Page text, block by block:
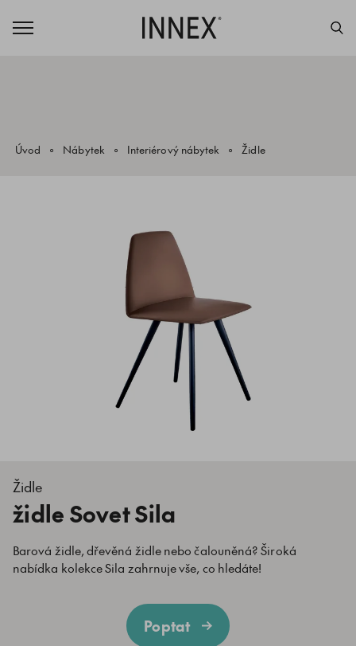
Úvod Nábytek Interiérový nábytek Židle
Židle
židle Sovet Sila
Barová židle, dřevěná židle nebo čalouněná? Široká
nabídka kolekce Sila zahrnuje vše, co hledáte!
Poptat